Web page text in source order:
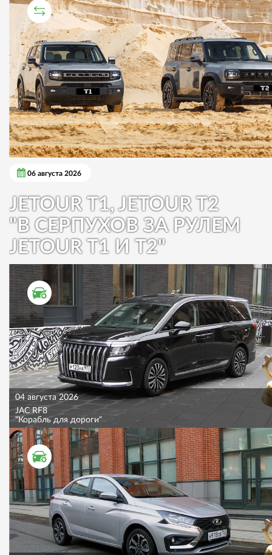
СРАВНИТЕЛЬНЫЙ ТЕСТ
06 августа 2026
JETOUR T1, JETOUR T2
"В СЕРПУХОВ ЗА РУЛЕМ
JETOUR T1 И T2"
ТЕСТ ДРАЙВ
04 августа 2026
JAC RF8
"Корабль для дороги"
ТЕСТ ДРАЙВ